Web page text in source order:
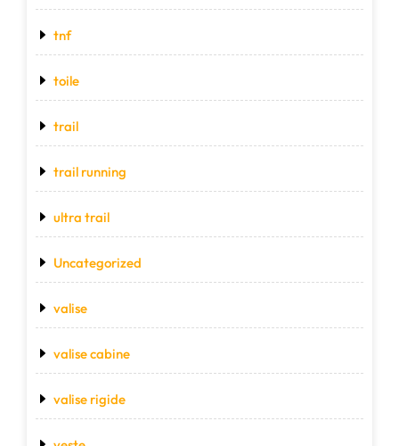
tnf
toile
trail
trail running
ultra trail
Uncategorized
valise
valise cabine
valise rigide